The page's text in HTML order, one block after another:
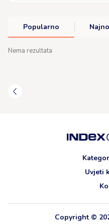
Fitness & Zdrava
Kriptovalute
Popularno
Nema rezultata
Uvjeti
Copyright ©